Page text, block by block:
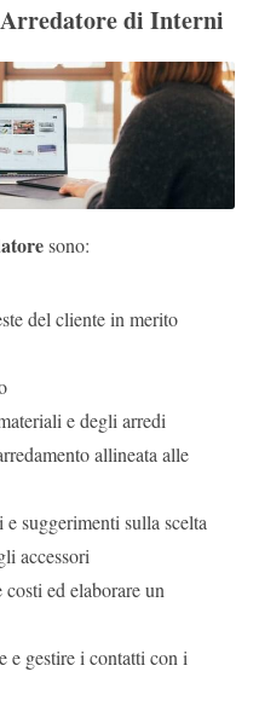
di Interni
sono:
del cliente in merito
e degli arredi
allineata alle
suggerimenti sulla scelta
accessori
ed elaborare un
e gestire i contatti con i